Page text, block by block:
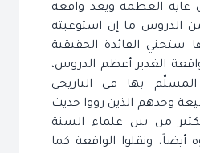
غاية العظمة ويعد واقعة
الدروس ما إن استوعبته
ستجني الفائدة الحقيقية
الغدير أعظم الدروس،
بها في التاريخي
وحدهم الذين رووا حديث
من بين علماء السنة
أيضاً، ونقلوا الواقعة كما